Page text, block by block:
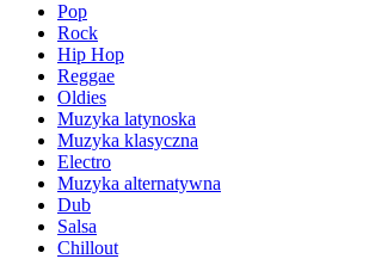
Pop
Rock
Hip Hop
Reggae
Oldies
Muzyka latynoska
Muzyka klasyczna
Electro
Muzyka alternatywna
Dub
Salsa
Chillout